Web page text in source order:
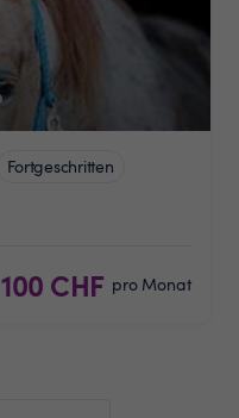
Fortgeschritten
100 CHF pro Monat